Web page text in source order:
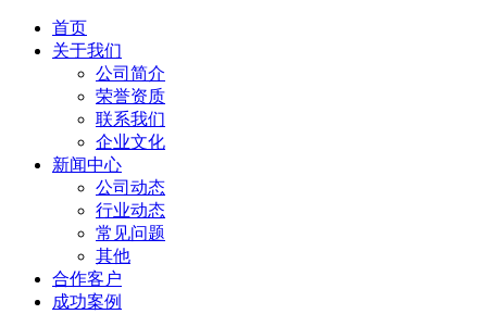
首页
关于我们
公司简介
荣誉资质
联系我们
企业文化
新闻中心
公司动态
行业动态
常见问题
其他
合作客户
成功案例